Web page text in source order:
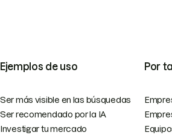
Ejemplos de uso
Ser más visible en las búsquedas
Ser recomendado por la IA
Investigar tu mercado
Por